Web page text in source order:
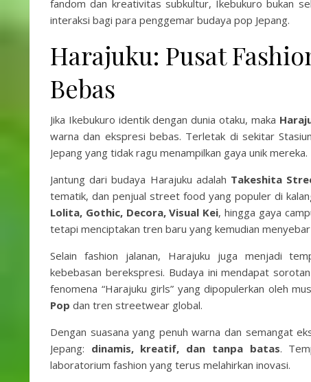
fandom dan kreativitas subkultur, Ikebukuro bukan
interaksi bagi para penggemar budaya pop Jepang.
Harajuku: Pusat
Bebas
Jika Ikebukuro identik dengan dunia otaku, maka
warna dan ekspresi bebas. Terletak di sekitar
Jepang yang tidak ragu menampilkan gaya unik mereka.
Jantung dari budaya Harajuku adalah Takeshita
tematik, dan penjual street food yang populer di
Lolita, Gothic, Decora, Visual Kei, hingga gaya
tetapi menciptakan tren baru yang kemudian
Selain fashion jalanan, Harajuku juga menjadi
kebebasan berekspresi. Budaya ini mendapat
fenomena “Harajuku girls” yang dipopulerkan oleh
Pop dan tren streetwear global.
Dengan suasana yang penuh warna dan semangat
Jepang: dinamis, kreatif, dan tanpa batas.
laboratorium fashion yang terus melahirkan inovasi.